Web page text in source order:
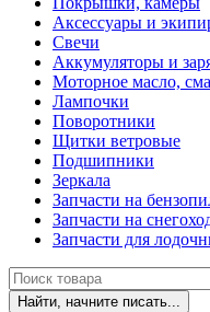
Аксессуары и
Свечи
Аккумуляторы и
Моторное масло,
Лампочки
Поворотники
Щитки ветровые
Подшипники
Зеркала
Запчасти на
Запчасти на
Запчасти для
Найти, начните писать...